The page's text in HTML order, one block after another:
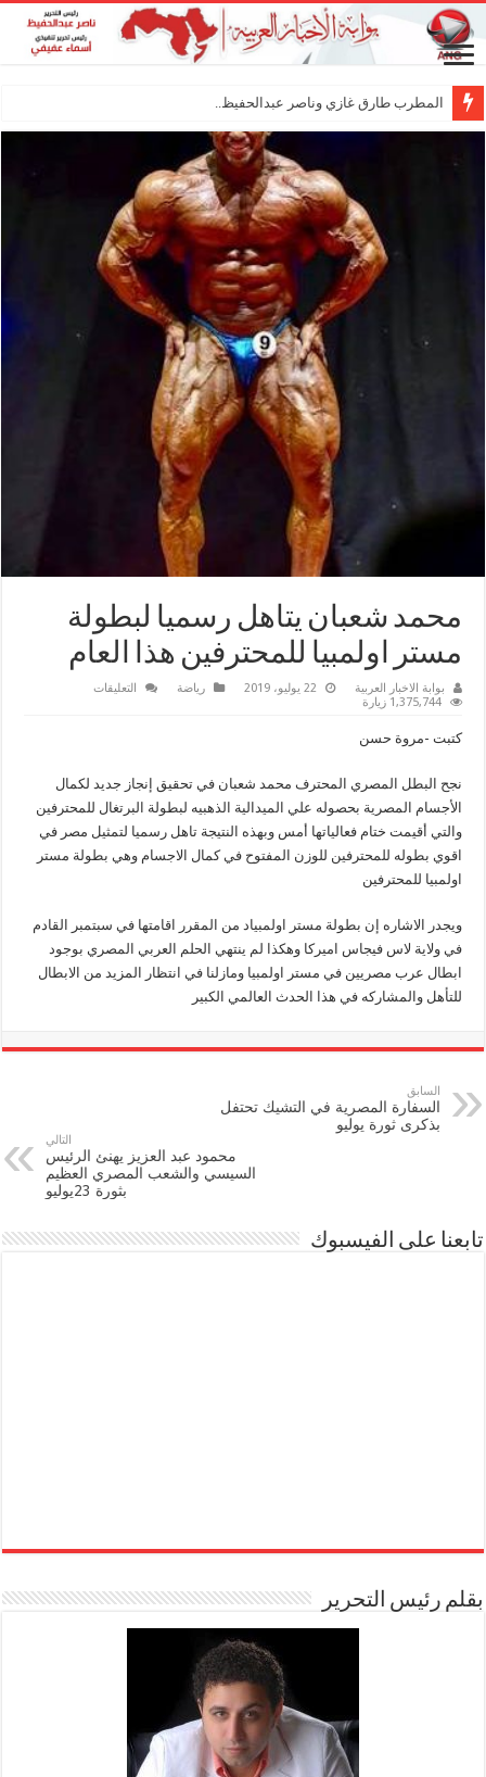
المطرب طارق غازي وناصر عبدالحفيظ.. شراكة فني
محمد شعبان يتاهل رسميا لبطولة
مستر اولمبيا للمحترفين هذا العام
بوابة الاخبار العربية 22 يوليو، 2019 رياضة التعليقات
اولمبيا
للمحترفين
هذا
مغلقة
1,375,744 زيارة
كتبت -مروة حسن
نجح البطل المصري المحترف محمد شعبان في تحقيق إنجاز جديد لكمال
الأجسام المصرية بحصوله علي الميدالية الذهبيه لبطولة البرتغال للمحترفين
والتي أقيمت ختام فعالياتها أمس وبهذه النتيجة تاهل رسميا لتمثيل مصر في
اقوي بطوله للمحترفين للوزن المفتوح في كمال الاجسام وهي بطولة مستر
اولمبيا للمحترفين
ويجدر الاشاره إن بطولة مستر اولمبياد من المقرر اقامتها في سبتمبر القادم
في ولاية لاس فيجاس اميركا وهكذا لم ينتهي الحلم العربي المصري بوجود
ابطال عرب مصريين في مستر اولمبيا ومازلنا في انتظار المزيد من الابطال
للتأهل والمشاركه في هذا الحدث العالمي الكبير
السابق
السفارة المصرية في التشيك تحتفل
بذكرى ثورة يوليو
التالي
محمود عبد العزيز يهنئ الرئيس
السيسي والشعب المصري العظيم
بثورة 23يوليو
تابعنا على الفيسبوك
بقلم رئيس التحرير